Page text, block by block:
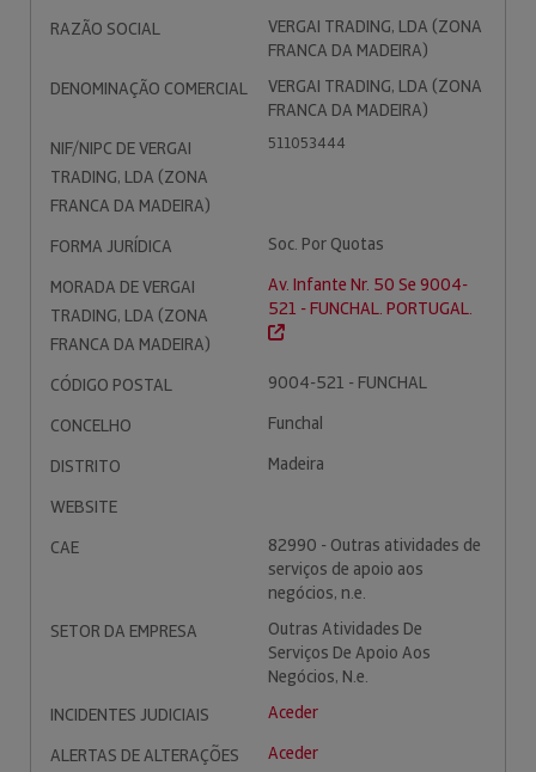
RAZÃO SOCIAL
VERGAI TRADING, LDA (ZONA
FRANCA DA MADEIRA)
DENOMINAÇÃO COMERCIAL
VERGAI TRADING, LDA (ZONA
FRANCA DA MADEIRA)
NIF/NIPC DE VERGAI
TRADING, LDA (ZONA
FRANCA DA MADEIRA)
511053444
FORMA JURÍDICA
Soc. Por Quotas
MORADA DE VERGAI
TRADING, LDA (ZONA
FRANCA DA MADEIRA)
Av. Infante Nr. 50 Se 9004-
521 - FUNCHAL. PORTUGAL.
CÓDIGO POSTAL
9004-521 - FUNCHAL
CONCELHO
Funchal
DISTRITO
Madeira
WEBSITE
CAE
82990 - Outras atividades de
serviços de apoio aos
negócios, n.e.
SETOR DA EMPRESA
Outras Atividades De
Serviços De Apoio Aos
Negócios, N.e.
INCIDENTES JUDICIAIS
Aceder
ALERTAS DE ALTERAÇÕES
Aceder